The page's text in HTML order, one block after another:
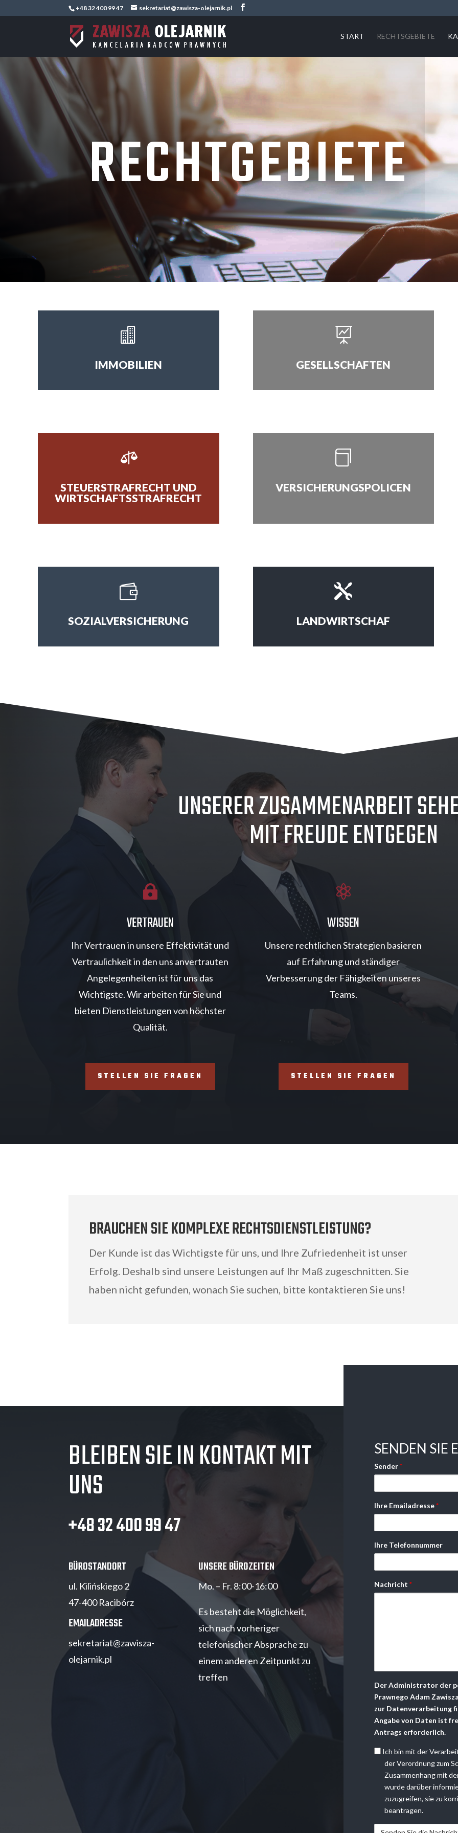
+48 32 400 99 47 sekretariat@zawisza-olejarnik.pl
START RECHTSGEBIETE
RECHTGEBIETE

IMMOBILIEN

GESELLSCHAFTEN

STEUERSTRAFRECHT UND
WIRTSCHAFTSSTRAFRECHT

VERSICHERUNGSPOLICEN

SOZIALVERSICHERUNG

LANDWIRTSCHAF
UNSERER ZUSAMMENARBEIT
MIT FREUDE ENTGEGEN

VERTRAUEN
Ihr Vertrauen in unsere Effektivität und
Vertraulichkeit in den uns anvertrauten
Angelegenheiten ist für uns das
Wichtigste. Wir arbeiten für Sie und
bieten Dienstleistungen von höchster
Qualität.

WISSEN
Unsere rechtlichen Strategien basieren
auf Erfahrung und ständiger
Verbesserung der Fähigkeiten unseres
Teams.
STELLEN SIE FRAGEN STELLEN SIE FRAGEN
BRAUCHEN SIE KOMPLEXE RECHTSDIENSTLEISTUNG?
Der Kunde ist das Wichtigste für uns, und Ihre Zufriedenheit ist unser
Erfolg. Deshalb sind unsere Leistungen auf Ihr Maß zugeschnitten. Sie
haben nicht gefunden, wonach Sie suchen, bitte kontaktieren Sie uns!
BLEIBEN SIE IN KONTAKT MIT
UNS
+48 32 400 99 47
BÜROSTANDORT
ul. Kilińskiego 2
47-400 Racibórz
EMAILADRESSE
sekretariat@zawisza-
olejarnik.pl
UNSERE BÜROZEITEN
Mo. – Fr. 8:00-16:00
Es besteht die Möglichkeit,
sich nach vorheriger
telefonischer Absprache zu
einem anderen Zeitpunkt zu
treffen
SENDEN SIE
Sender*
Ihre Emailadresse*
Ihre Telefonnummer
Nachricht *
Der Administrator der
Prawnego Adam
zur Datenverarbeitung
Angabe von Daten ist
Antrags erforderlich.
Ich bin mit der
der Verordnung zum
Zusammenhang mit
wurde darüber
zuzugreifen, sie zu
beantragen.